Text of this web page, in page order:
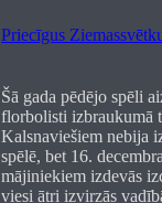
Priecīgus
Šā gada pēdējo spēli
florbolisti izbraukumā
Kalsnaviešiem nebija
spēlē, bet 16.
mājiniekiem izdevās
viesi ātri izvirzās